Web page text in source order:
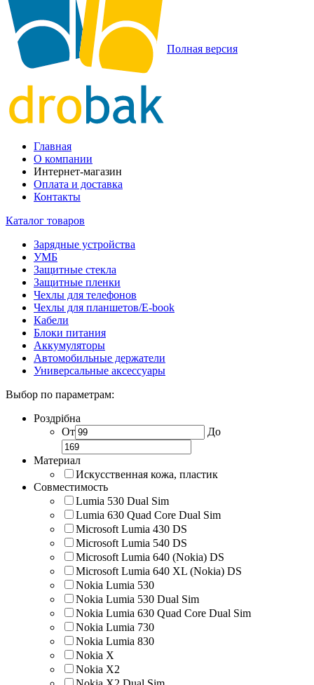
Полная версия
Главная
О компании
Интернет-магазин
Оплата и доставка
Контакты
Каталог товаров
Зарядные устройства
УМБ
Защитные стекла
Защитные пленки
Чехлы для телефонов
Чехлы для планшетов/E-book
Кабели
Блоки питания
Аккумуляторы
Автомобильные держатели
Универсальные аксессуары
Выбор по параметрам:
Роздрібна
От
До
Материал
Искусственная кожа, пластик
Совместимость
Lumia 530 Dual Sim
Lumia 630 Quad Core Dual Sim
Microsoft Lumia 430 DS
Microsoft Lumia 540 DS
Microsoft Lumia 640 (Nokia) DS
Microsoft Lumia 640 XL (Nokia) DS
Nokia Lumia 530
Nokia Lumia 530 Dual Sim
Nokia Lumia 630 Quad Core Dual Sim
Nokia Lumia 730
Nokia Lumia 830
Nokia X
Nokia X2